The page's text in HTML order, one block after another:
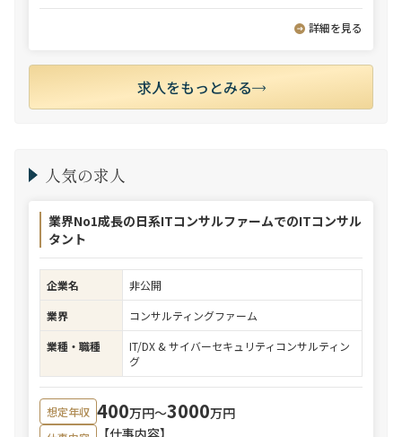
詳細を見る
求人をもっとみる
人気の求人
業界No1成長の日系ITコンサルファームでのITコンサル
タント
企業名
非公開
業界
コンサルティングファーム
業種・職種
IT/DX & サイバーセキュリティコンサルティン
グ
想定年収 400万円〜3000万円
【仕事内容】